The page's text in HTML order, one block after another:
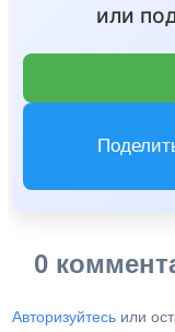
или
0
Авторизуйтесь или